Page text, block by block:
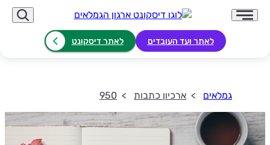
לאתר ועד העובדים לאתר דיסקונט
גמלאים ארכיון כתבות 950